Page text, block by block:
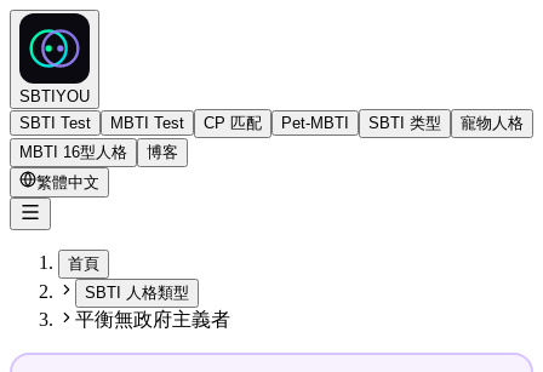
SBTIYOU
SBTI Test
MBTI Test CP 匹配 Pet-MBTI SBTI 类型
寵物人格
MBTI 16型人格
博客
繁體中文
首頁
SBTI 人格類型
平衡無政府主義者